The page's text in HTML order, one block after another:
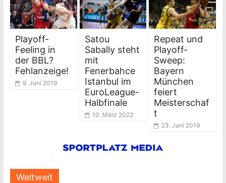
Playoff-
Feeling in
der BBL?
Fehlanzeige!
9. Juni 2019
Satou
Sabally steht
mit
Fenerbahce
Istanbul im
EuroLeague-
Halbfinale
10. März 2022
Repeat und
Playoff-
Sweep:
Bayern
München
feiert
Meisterschaf
t
23. Juni 2019
Weltweit